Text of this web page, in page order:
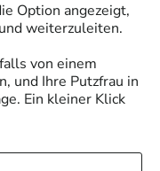
Option angezeigt,
weiterzuleiten.
von einem
und Ihre Putzfrau in
Ein kleiner Klick